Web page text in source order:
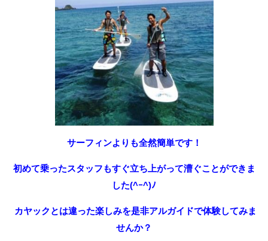
サーフィンよりも全然簡単です！
初めて乗ったスタッフもすぐ立ち上がって漕ぐことができま
した(^ｰ^)ﾉ
カヤックとは違った楽しみを是非アルガイドで体験してみま
せんか？